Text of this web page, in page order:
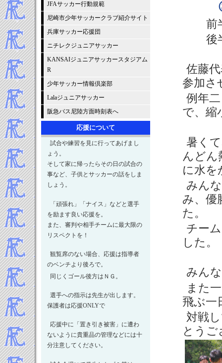
2025年2月
2025年1月
-----2024年 試合結果▼
2024年12月
2024年10月
2024年9月
2024年6月
2024年5月
2024年4月
2024年3月
2024年2月
2024年1月
-----2023年 試合結果▼
2023年12月
2023年11月
2023年10月
2023年8月
2023年7月
2023年4月
2023年3月
2023年2月
2023年1月
-----2022年 試合結果▼
JFAサッカー行動規範
尼崎市少年サッカークラブ紹介サイト
兵庫サッカー応援団
ニチレクジュニアサッカー
KANSAIジュニアサッカースタジアム
R
少年サッカー情報倶楽部
Lalaジュニアサッカー
阪急バス尼陸方面時刻表へ
応援について
試合や練習を見に行ってあげまし
ょう。
そして家に帰ったらその日の試合の
事など、子供とサッカーの話をしま
しょう。
「頑張れ」「ナイス」などと選手
を励ます良い応援を。
また、審判や相手チームに最大限の
リスペクトを！
観覧席のない場合、応援は指導者
のベンチより後ろで。
同じくゴール後方はＮＧ。
選手への指示は先生が出します。
保護者は応援ONLYで
応援中に「置き引き被害」に遭わ
ないように貴重品の管理などには十
分注意してください。
前
後
佐藤
参加さ
例年
で、縮
暑く
んどん
に水を
みん
み、優
た。
チー
した。
みん
また
飛ぶ一
対戦
とう